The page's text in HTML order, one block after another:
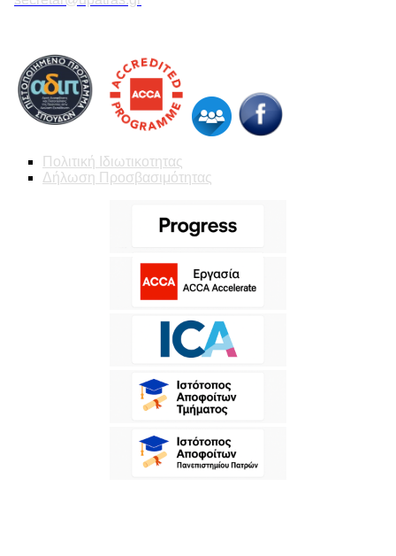
Πολιτική Ιδιωτικοτητας
Δήλωση Προσβασιμότητας